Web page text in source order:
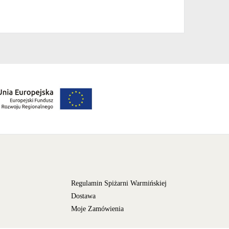
Regulamin Spiżarni Warmińskiej
Dostawa
Moje Zamówienia